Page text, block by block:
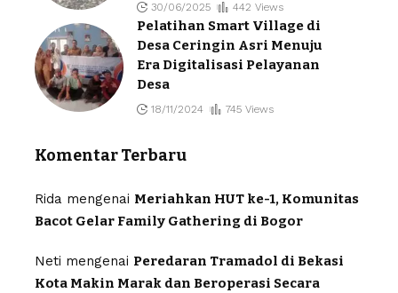
30/06/2025 442 Views
Pelatihan Smart Village di
Desa Ceringin Asri Menuju
Era Digitalisasi Pelayanan
Desa
18/11/2024 745 Views
Komentar Terbaru
Rida mengenai Meriahkan HUT ke-1, Komunitas
Bacot Gelar Family Gathering di Bogor
Neti mengenai Peredaran Tramadol di Bekasi
Kota Makin Marak dan Beroperasi Secara